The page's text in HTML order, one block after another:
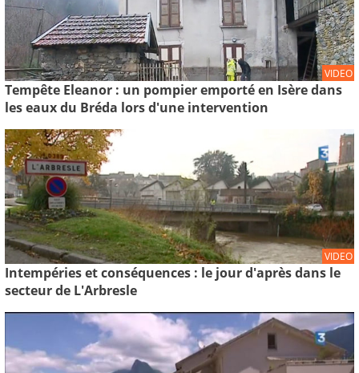
VIDEO
Tempête Eleanor : un pompier emporté en Isère dans
les eaux du Bréda lors d'une intervention
VIDEO
Intempéries et conséquences : le jour d'après dans le
secteur de L'Arbresle